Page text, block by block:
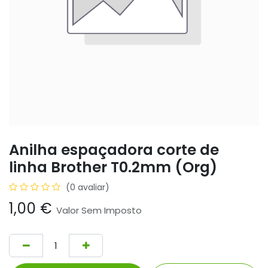
Anilha espaçadora corte de
linha Brother T0.2mm (Org)
(0 avaliar)
1,00 € Valor Sem Imposto